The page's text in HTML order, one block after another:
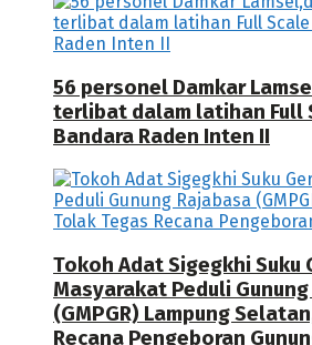
56 personel Damkar
terlibat dalam latihan Full
Bandara Raden Inten II
Tokoh Adat Sigegkhi Suku
Masyarakat Peduli
(GMPGR) Lampung
Recana Pengeboran